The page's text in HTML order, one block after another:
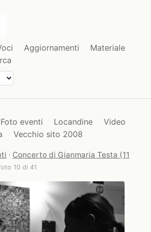
Aggiornamenti
Materiale
Foto eventi Locandine
Video
Vecchio sito 2008
· Concerto di Gianmaria Testa (11
10 di 41